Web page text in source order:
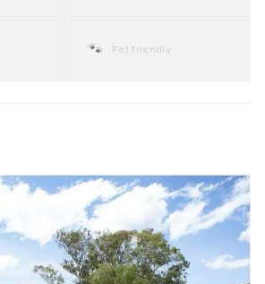
🐾 Pet friendly